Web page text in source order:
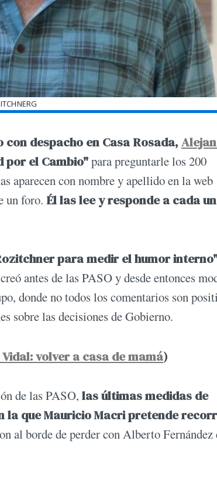
despacho en Casa Rosada,
por el Cambio"para preguntarle los 200
aparecen con nombre y apellido en la web
un foro. Él las lee y responde a cada
para medir el humor
antes de las PASO y desde entonces
donde no todos los comentarios son
sobre las decisiones de Gobierno.
volver a casa de mamá)
de las PASO, las últimas medidas de
la que Mauricio Macri pretende
al borde de perder con Alberto Fernández